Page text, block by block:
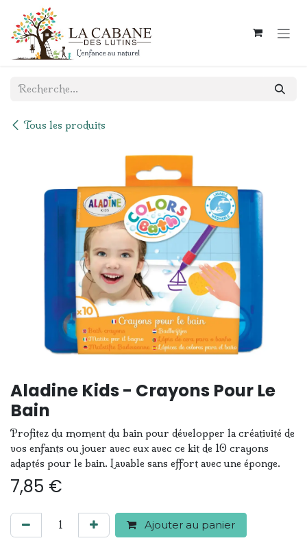
Se rendre au contenu
Tous les produits
Aladine Kids - Crayons Pour Le
Bain
Profitez du moment du bain pour développer la créativité de
vos enfants ou jouer avec eux avec ce kit de 10 crayons
adaptés pour le bain. Lavable sans effort avec une éponge.
7,85 €
Ajouter au panier